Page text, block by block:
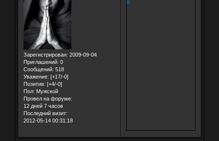
Зарегистрирован: 2009-09-04
Приглашений: 0
Сообщений: 518
Уважение: [+17/-0]
Позитив: [+4/-0]
Пол: Мужской
Провел на форуме:
12 дней 7 часов
Последний визит:
2012-05-14 00:31:18